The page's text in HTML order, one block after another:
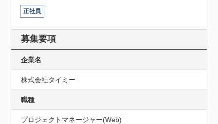
正社員
募集要項
企業名
株式会社タイミー
職種
プロジェクトマネージャー(Web)